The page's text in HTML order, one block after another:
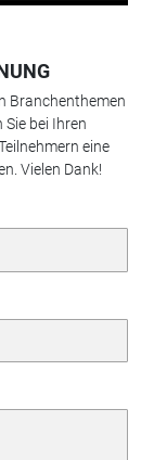
Branchenthemen
bei Ihren
eine
Vielen Dank!